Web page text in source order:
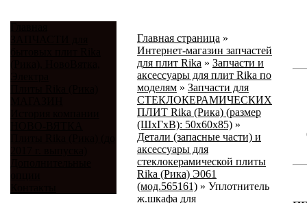
Главная страница »
Интернет-магазин запчастей
для плит Rika » Запчасти и
аксессуары для плит Rika по
моделям » Запчасти для
СТЕКЛОКЕРАМИЧЕСКИХ
ПЛИТ Rika (Рика) (размер
(ШхГхВ): 50x60x85) »
Детали (запасные части) и
аксессуары для
стеклокерамической плиты
Rika (Рика) Э061
(мод.565161) » Уплотнитель
ж.шкафа для